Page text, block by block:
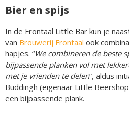
Bier en spijs
In de Frontaal Little Bar kun je
van Brouwerij Frontaal ook
hapjes. “We combineren de beste
bijpassende planken vol met
met je vrienden te delen”, aldus
Buddingh (eigenaar Little
een bijpassende plank.